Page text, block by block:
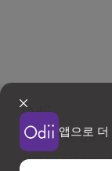
앱으로
이용약관 개인정보 처
우)26464 강원특별자